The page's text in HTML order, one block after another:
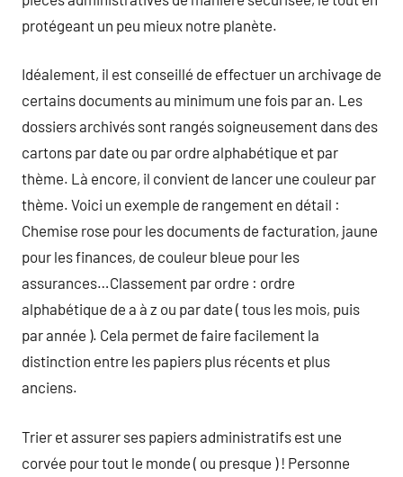
protégeant un peu mieux notre planète.
Idéalement, il est conseillé de effectuer un archivage de
certains documents au minimum une fois par an. Les
dossiers archivés sont rangés soigneusement dans des
cartons par date ou par ordre alphabétique et par
thème. Là encore, il convient de lancer une couleur par
thème. Voici un exemple de rangement en détail :
Chemise rose pour les documents de facturation, jaune
pour les finances, de couleur bleue pour les
assurances…Classement par ordre : ordre
alphabétique de a à z ou par date ( tous les mois, puis
par année ). Cela permet de faire facilement la
distinction entre les papiers plus récents et plus
anciens.
Trier et assurer ses papiers administratifs est une
corvée pour tout le monde ( ou presque ) ! Personne